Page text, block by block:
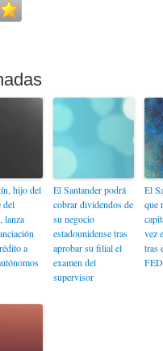
hijo del
del
lanza
a
El Santander podrá
cobrar dividendos de
su negocio
estadounidense tras
aprobar su filial el
examen del
supervisor
El
que
vez
tras
FED